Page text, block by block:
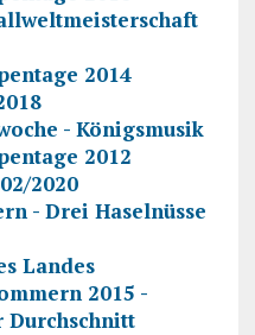
2014
- Königsmusik
2012
2020
- Drei Haselnüsse
Landes
2015 -
Durchschnitt